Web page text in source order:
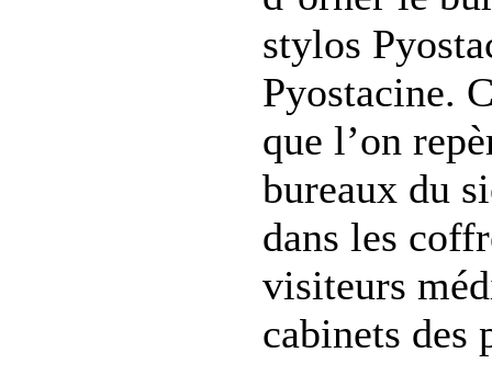
stylos
Pyostacine.
que l’on
bureaux du
dans les
visiteurs
cabinets des